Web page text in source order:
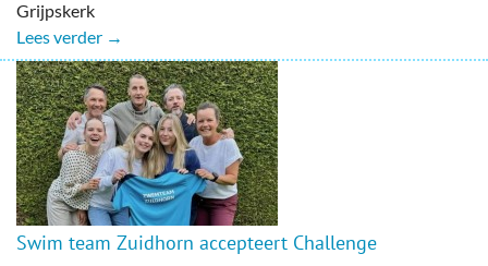
Grijpskerk
Lees verder →
Swim team Zuidhorn accepteert Challenge